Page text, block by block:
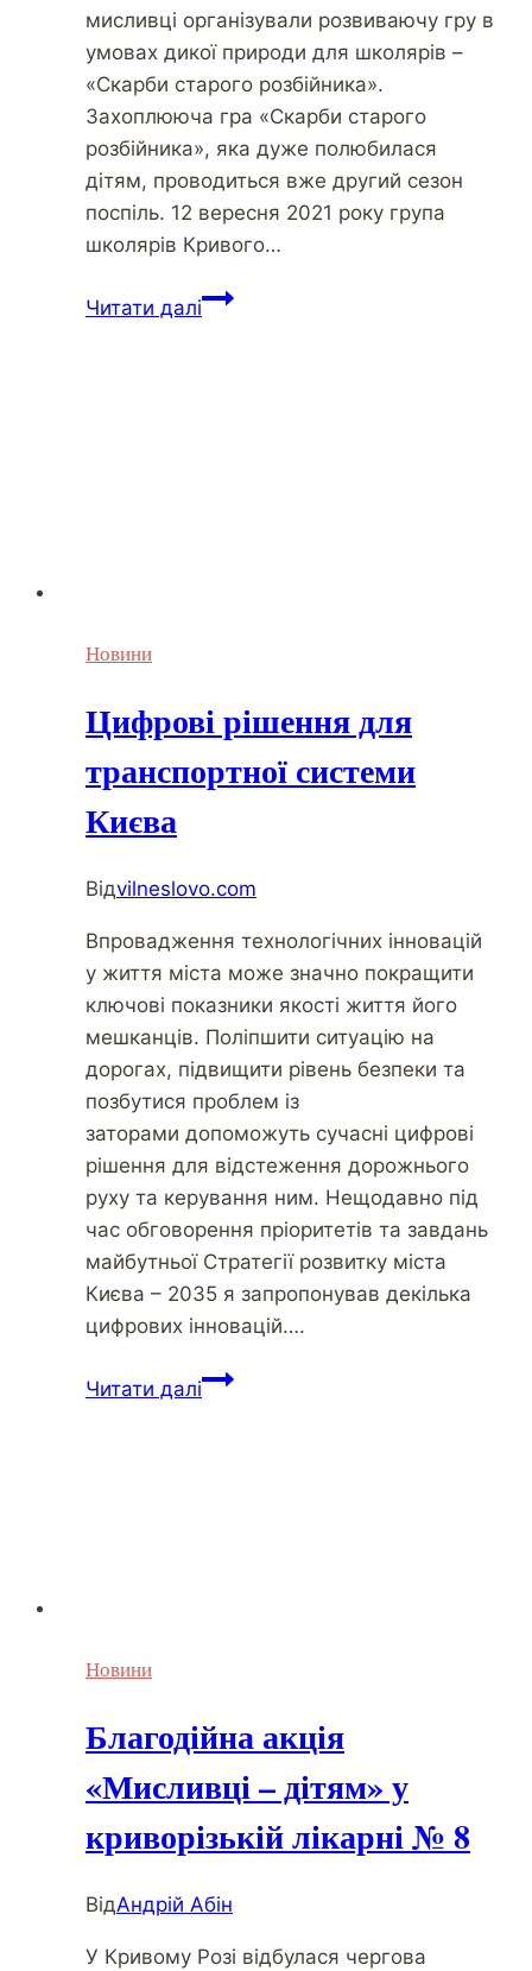
мисливці організували розвиваючу гру в
умовах дикої природи для школярів –
«Скарби старого розбійника».
Захоплююча гра «Скарби старого
розбійника», яка дуже полюбилася
дітям, проводиться вже другий сезон
поспіль. 12 вересня 2021 року група
школярів Кривого…
Читати далі
Новини
Цифрові рішення для
транспортної системи
Києва
Відvilneslovo.com
Впровадження технологічних інновацій
у життя міста може значно покращити
ключові показники якості життя його
мешканців. Поліпшити ситуацію на
дорогах, підвищити рівень безпеки та
позбутися проблем із
заторами допоможуть сучасні цифрові
рішення для відстеження дорожнього
руху та керування ним. Нещодавно під
час обговорення пріоритетів та завдань
майбутньої Стратегії розвитку міста
Києва – 2035 я запропонував декілька
цифрових інновацій….
Читати далі
Новини
Благодійна акція
«Мисливці – дітям» у
криворізькій лікарні № 8
ВідАндрій Абін
У Кривому Розі відбулася чергова